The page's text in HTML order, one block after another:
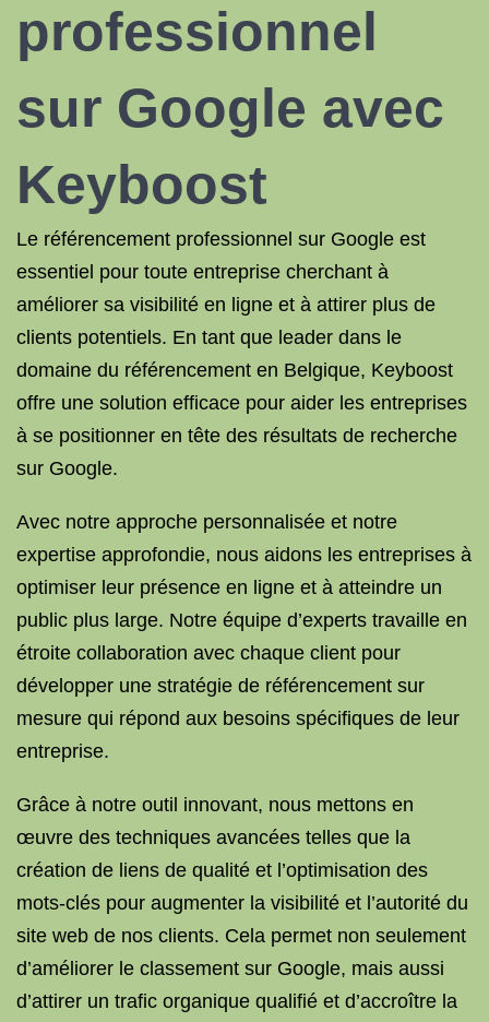
professionnel
sur Google avec
Keyboost
Le référencement professionnel sur Google est
essentiel pour toute entreprise cherchant à
améliorer sa visibilité en ligne et à attirer plus de
clients potentiels. En tant que leader dans le
domaine du référencement en Belgique, Keyboost
offre une solution efficace pour aider les entreprises
à se positionner en tête des résultats de recherche
sur Google.
Avec notre approche personnalisée et notre
expertise approfondie, nous aidons les entreprises à
optimiser leur présence en ligne et à atteindre un
public plus large. Notre équipe d’experts travaille en
étroite collaboration avec chaque client pour
développer une stratégie de référencement sur
mesure qui répond aux besoins spécifiques de leur
entreprise.
Grâce à notre outil innovant, nous mettons en
œuvre des techniques avancées telles que la
création de liens de qualité et l’optimisation des
mots-clés pour augmenter la visibilité et l’autorité du
site web de nos clients. Cela permet non seulement
d’améliorer le classement sur Google, mais aussi
d’attirer un trafic organique qualifié et d’accroître la